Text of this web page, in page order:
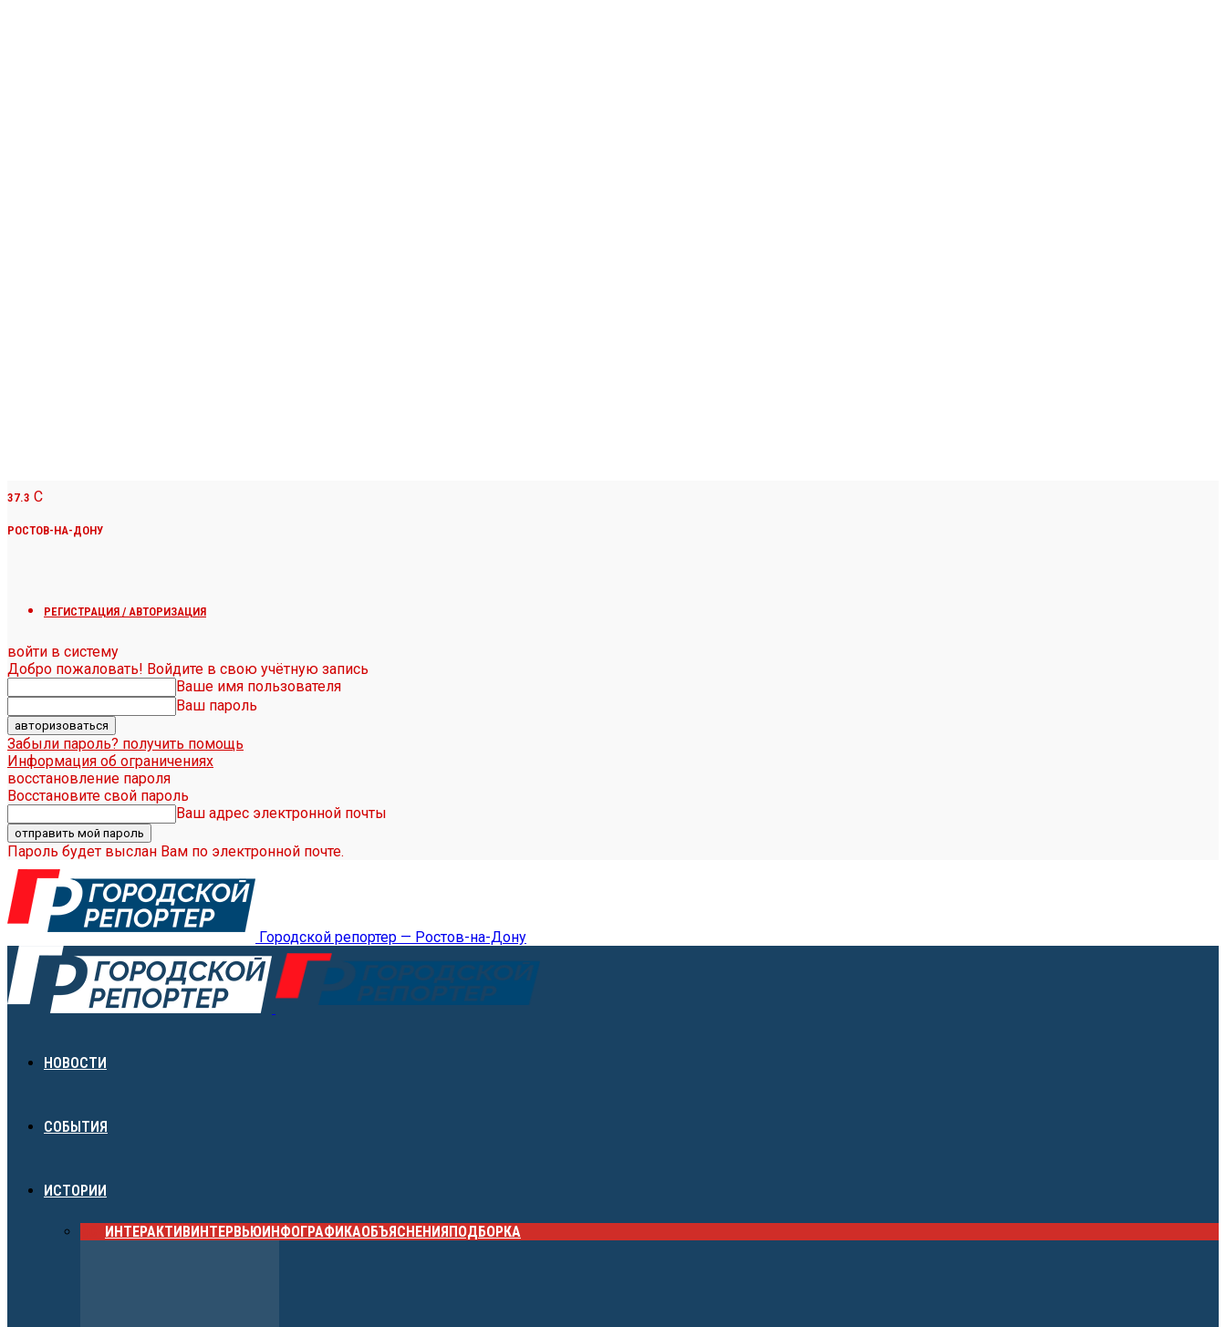
37.3 C
РОСТОВ-НА-ДОНУ
РЕГИСТРАЦИЯ / АВТОРИЗАЦИЯ
войти в систему
Добро пожаловать! Войдите в свою учётную запись
Ваше имя пользователя
Ваш пароль
Забыли пароль? получить помощь
Информация об ограничениях
восстановление пароля
Восстановите свой пароль
Ваш адрес электронной почты
Пароль будет выслан Вам по электронной почте.
Городской репортер — Ростов-на-Дону
НОВОСТИ
СОБЫТИЯ
ИСТОРИИ
ИНТЕРАКТИВИНТЕРВЬЮИНФОГРАФИКАОБЪЯСНЕНИЯПОДБОРКА